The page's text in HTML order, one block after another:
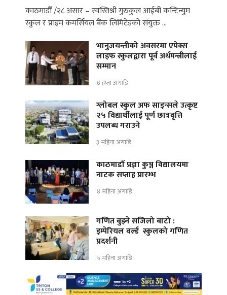
काठमाडौँ /२८ असार – स्वस्तिश्री गुरुकुल आईबी कन्टिन्युम
स्कुल र प्राइम कमर्सियल बैंक लिमिटेडको संयुक्त …
भानुजयन्तीको अवसरमा एपेक्स
लाइफ स्कुलद्वारा पूर्व अर्थमन्त्रीलाई
सम्मान
४ हप्ता अगाडि
ग्लोबल स्कुल अफ साइन्सले उत्कृष्ट
२५ विद्यार्थीलाई पूर्ण छात्रवृत्ति
उपलब्ध गराउने
३ महिना अगाडि
काठमाडौँ प्रज्ञा कुञ्ज विद्यालयमा
नाटक सप्ताह प्रारम्भ
४ महिना अगाडि
गणित बुझ्ने सजिलो बाटो :
इम्पेरियल वर्ल्ड स्कुलको गणित
प्रदर्शनी
५ महिना अगाडि